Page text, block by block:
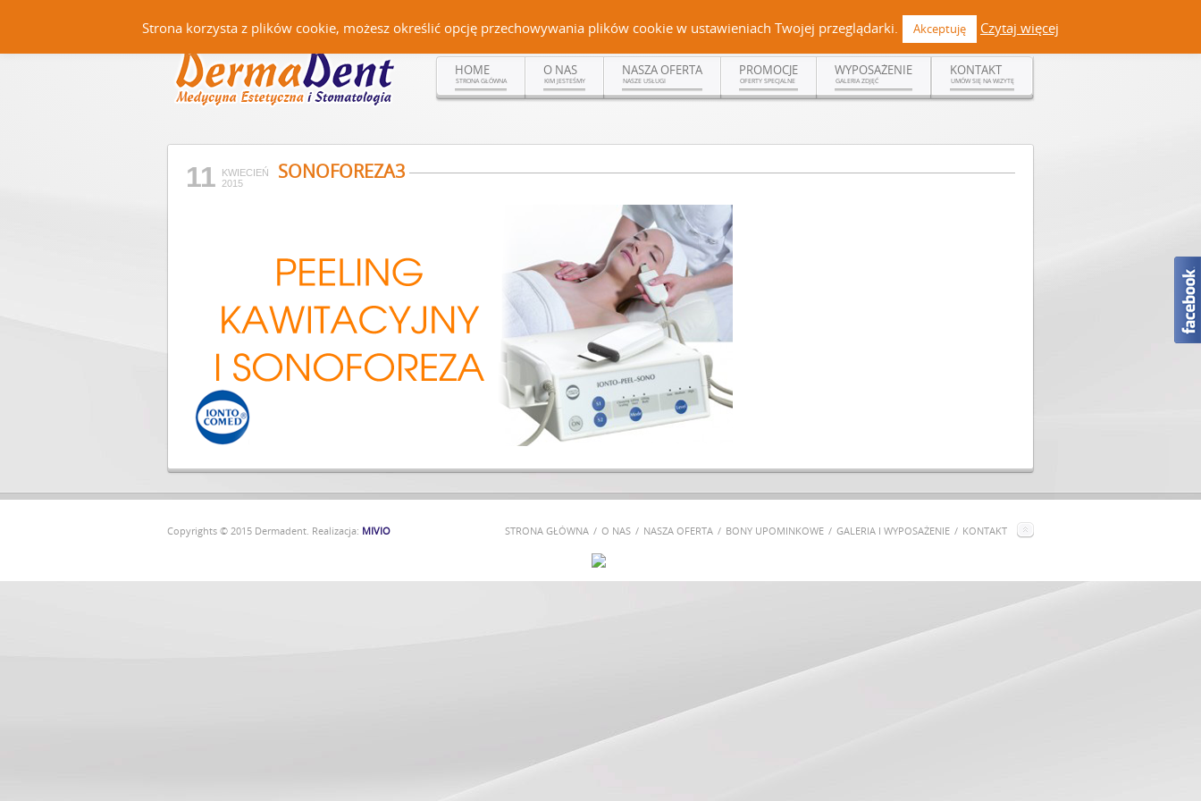
Czerteż 161, 38-500 Sanok | tel. (13) 464 99 92 | kom. +48 502 315 048 | kom. +48 519 108 720 | kontakt@dermadent.pl |
HOME
STRONA GŁÓWNA
O NAS
KIM JESTEŚMY
NASZA OFERTA
NASZE USŁUGI
PROMOCJE
OFERTY SPECJALNE
WYPOSAŻENIE
GALERIA ZDJĘĆ
KONTAKT
UMÓW SIĘ NA WIZYTĘ
11
KWIECIEŃ
2015
SONOFOREZA3
STRONA GŁÓWNA O NAS NASZA OFERTA BONY UPOMINKOWE GALERIA I WYPOSAŻENIE KONTAKT
Copyrights © 2015 Dermadent. Realizacja: MIVIO
Strona korzysta z plików cookie, możesz określić opcję przechowywania plików cookie w ustawieniach Twojej przeglądarki. Akceptuję Czytaj więcej